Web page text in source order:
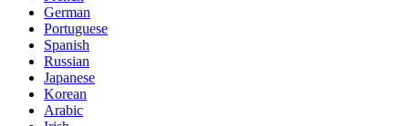
German
Portuguese
Spanish
Russian
Japanese
Korean
Arabic